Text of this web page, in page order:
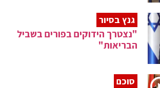
גנץ בסיור
"נצטרך הידוקים בפורים בשביל
הבריאות"
סוכם